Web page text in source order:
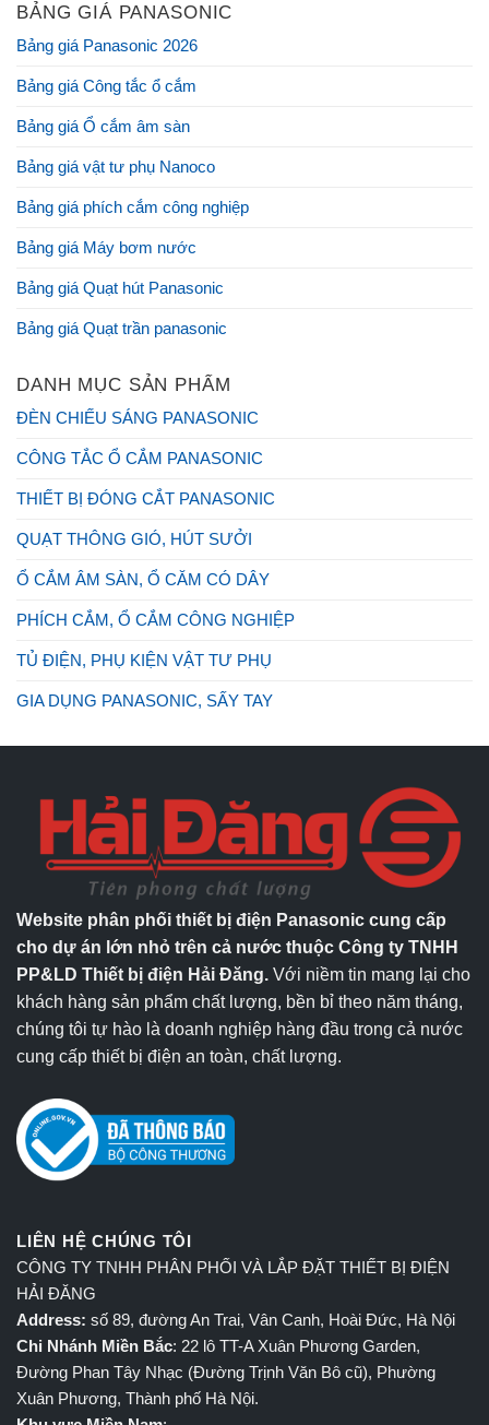
BẢNG GIÁ PANASONIC
Bảng giá Panasonic 2026
Bảng giá Công tắc ổ cắm
Bảng giá Ổ cắm âm sàn
Bảng giá vật tư phụ Nanoco
Bảng giá phích cắm công nghiệp
Bảng giá Máy bơm nước
Bảng giá Quạt hút Panasonic
Bảng giá Quạt trần panasonic
DANH MỤC SẢN PHẨM
ĐÈN CHIẾU SÁNG PANASONIC
CÔNG TẮC Ổ CẮM PANASONIC
THIẾT BỊ ĐÓNG CẮT PANASONIC
QUẠT THÔNG GIÓ, HÚT SƯỞI
Ổ CẮM ÂM SÀN, Ổ CĂM CÓ DÂY
PHÍCH CẮM, Ổ CẮM CÔNG NGHIỆP
TỦ ĐIỆN, PHỤ KIỆN VẬT TƯ PHỤ
GIA DỤNG PANASONIC, SẤY TAY
Website phân phối thiết bị điện Panasonic cung cấp
cho dự án lớn nhỏ trên cả nước thuộc Công ty TNHH
PP&LD Thiết bị điện Hải Đăng. Với niềm tin mang lại cho
khách hàng sản phẩm chất lượng, bền bỉ theo năm tháng,
chúng tôi tự hào là doanh nghiệp hàng đầu trong cả nước
cung cấp thiết bị điện an toàn, chất lượng.
LIÊN HỆ CHÚNG TÔI
CÔNG TY TNHH PHÂN PHỐI VÀ LẮP ĐẶT THIẾT BỊ ĐIỆN
HẢI ĐĂNG
Address: số 89, đường An Trai, Vân Canh, Hoài Đức, Hà Nội
Chi Nhánh Miền Bắc: 22 lô TT-A Xuân Phương Garden,
Đường Phan Tây Nhạc (Đường Trịnh Văn Bô cũ), Phường
Xuân Phương, Thành phố Hà Nội.